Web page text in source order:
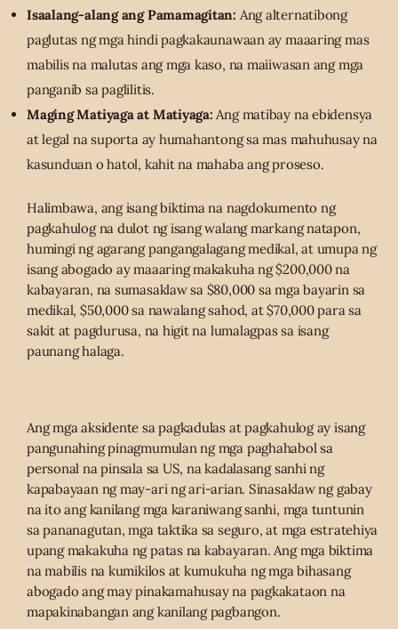
Isaalang-alang ang Pamamagitan: Ang alternatibong
paglutas ng mga hindi pagkakaunawaan ay maaaring mas
mabilis na malutas ang mga kaso, na maiiwasan ang mga
panganib sa paglilitis.
Maging Matiyaga at Matiyaga: Ang matibay na ebidensya
at legal na suporta ay humahantong sa mas mahuhusay na
kasunduan o hatol, kahit na mahaba ang proseso.
Halimbawa, ang isang biktima na nagdokumento ng
pagkahulog na dulot ng isang walang markang natapon,
humingi ng agarang pangangalagang medikal, at umupa ng
isang abogado ay maaaring makakuha ng $200,000 na
kabayaran, na sumasaklaw sa $80,000 sa mga bayarin sa
medikal, $50,000 sa nawalang sahod, at $70,000 para sa
sakit at pagdurusa, na higit na lumalagpas sa isang
paunang halaga.
Ang mga aksidente sa pagkadulas at pagkahulog ay isang
pangunahing pinagmumulan ng mga paghahabol sa
personal na pinsala sa US, na kadalasang sanhi ng
kapabayaan ng may-ari ng ari-arian. Sinasaklaw ng gabay
na ito ang kanilang mga karaniwang sanhi, mga tuntunin
sa pananagutan, mga taktika sa seguro, at mga estratehiya
upang makakuha ng patas na kabayaran. Ang mga biktima
na mabilis na kumikilos at kumukuha ng mga bihasang
abogado ang may pinakamahusay na pagkakataon na
mapakinabangan ang kanilang pagbangon.